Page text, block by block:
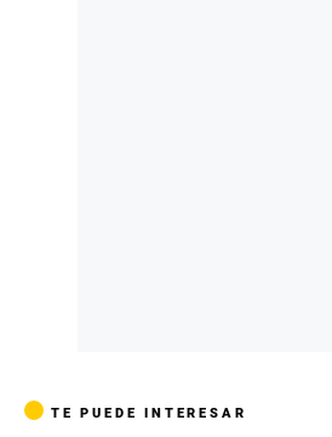
TE PUEDE INTERESAR